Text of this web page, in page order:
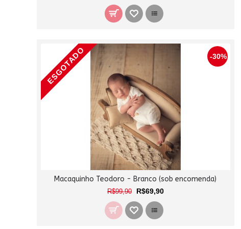
-30%
ESGOTADO
Macaquinho Teodoro - Branco (sob encomenda)
R$99,90 R$69,90